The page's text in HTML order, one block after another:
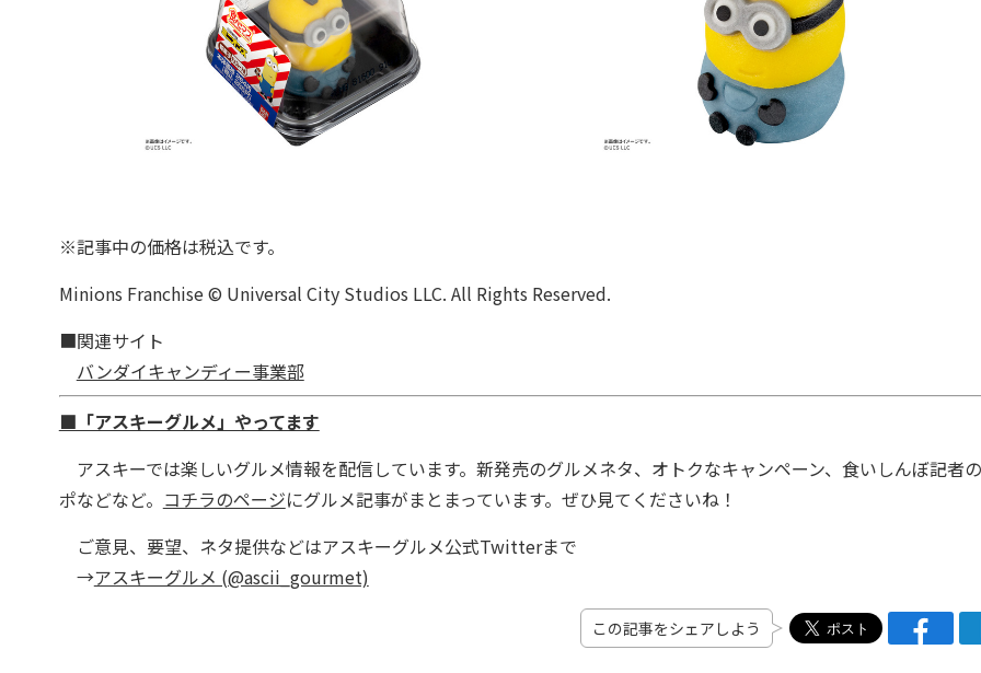
※記事中の価格は税込です。
Minions Franchise © Universal City Studios LLC. All Rights Reserved.
■関連サイト
バンダイキャンディー事業部
■「アスキーグルメ」やってます
アスキーでは楽しいグルメ情報を配信しています。新発売のグルメネタ、オトクなキャンペーン、食いしんぼ記者
ポなどなど。 コチラのページにグルメ記事がまとまっています。ぜひ見てくださいね！
ご意見、要望、ネタ提供などはアスキーグルメ公式Twitterまで
→アスキーグルメ (@ascii_gourmet)
この記事をシェアしよう